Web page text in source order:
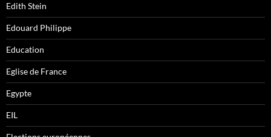
Edith Stein
Edouard Philippe
Education
Eglise de France
Egypte
EIL